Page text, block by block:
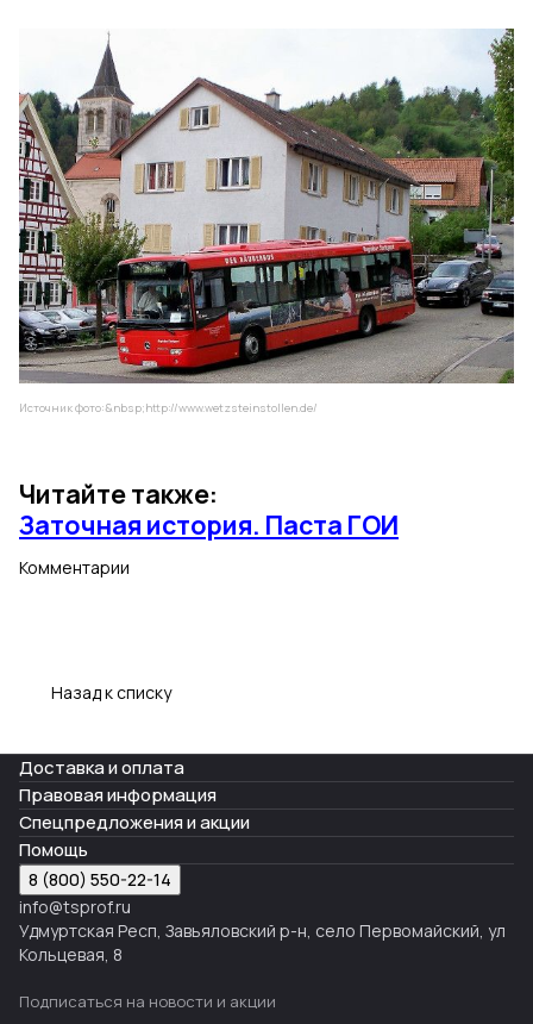
Источник фото:&nbsp;http://www.wetzsteinstollen.de/
Читайте также:
Заточная история. Паста ГОИ
Комментарии
Назад к списку
Доставка и оплата
Правовая информация
Спецпредложения и акции
Помощь
8 (800) 550-22-14
info@tsprof.ru
Удмуртская Респ, Завьяловский р-н, село Первомайский, ул
Кольцевая, 8
Подписаться на новости и акции